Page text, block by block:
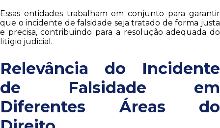
Essas entidades trabalham em conjunto para garantir
que o incidente de falsidade seja tratado de forma justa
e precisa, contribuindo para a resolução adequada do
litígio judicial.
Relevância do Incidente
de Falsidade em
Diferentes Áreas do